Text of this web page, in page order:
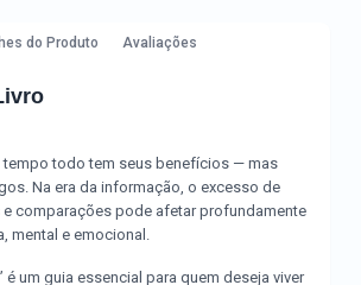
do Produto Avaliações
tempo todo tem seus benefícios — mas
Na era da informação, o excesso de
comparações pode afetar profundamente
mental e emocional.
é um guia essencial para quem deseja viver